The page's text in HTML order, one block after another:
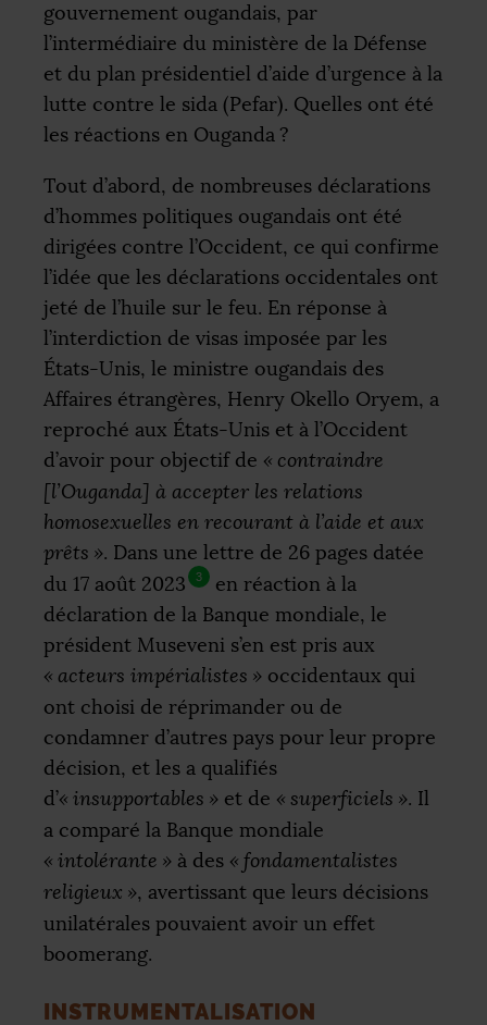
gouvernement ougandais, par
l’intermédiaire du ministère de la Défense
et du plan présidentiel d’aide d’urgence à la
lutte contre le sida (Pefar). Quelles ont été
les réactions en Ouganda ?
Tout d’abord, de nombreuses déclarations
d’hommes politiques ougandais ont été
dirigées contre l’Occident, ce qui confirme
l’idée que les déclarations occidentales ont
jeté de l’huile sur le feu. En réponse à
l’interdiction de visas imposée par les
États-Unis, le ministre ougandais des
Affaires étrangères, Henry Okello Oryem, a
reproché aux États-Unis et à l’Occident
d’avoir pour objectif de « contraindre
[l’Ouganda] à accepter les relations
homosexuelles en recourant à l’aide et aux
prêts ». Dans une lettre de 26 pages datée
du 17 août 2023
3
en réaction à la
déclaration de la Banque mondiale, le
président Museveni s’en est pris aux
« acteurs impérialistes » occidentaux qui
ont choisi de réprimander ou de
condamner d’autres pays pour leur propre
décision, et les a qualifiés
d’« insupportables » et de « superficiels ». Il
a comparé la Banque mondiale
« intolérante » à des « fondamentalistes
religieux », avertissant que leurs décisions
unilatérales pouvaient avoir un effet
boomerang.
INSTRUMENTALISATION